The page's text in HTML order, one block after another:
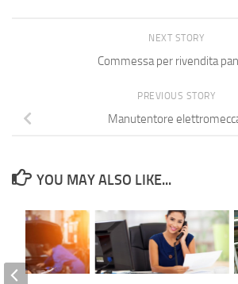
NEXT STORY
Commessa per rivendita
PREVIOUS STORY
Manutentore
YOU MAY ALSO LIKE...